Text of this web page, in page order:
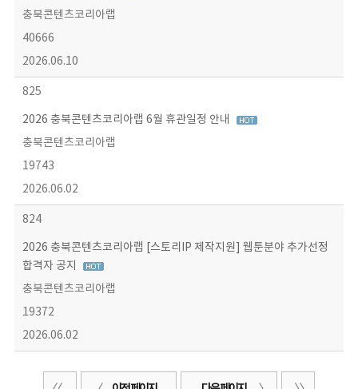
충북콘텐츠코리아랩
40666
2026.06.10
825
2026 충북콘텐츠코리아랩 6월 휴관일정 안내
충북콘텐츠코리아랩
19743
2026.06.02
824
2026 충북콘텐츠코리아랩 [스토리IP 제작지원] 웹툰분야 추가선정
합격자 공지
충북콘텐츠코리아랩
19372
2026.06.02